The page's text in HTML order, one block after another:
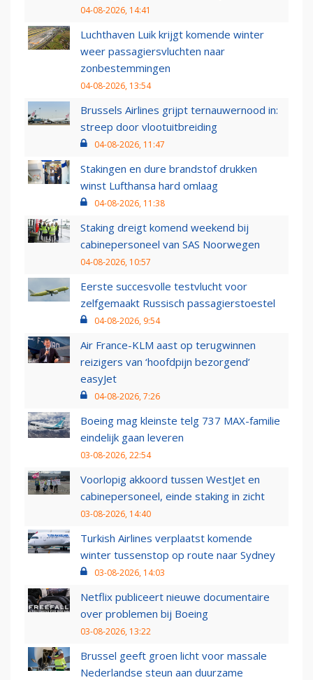
04-08-2026, 14:41
Luchthaven Luik krijgt komende winter
weer passagiersvluchten naar
zonbestemmingen
04-08-2026, 13:54
Brussels Airlines grijpt ternauwernood in:
streep door vlootuitbreiding
04-08-2026, 11:47
Stakingen en dure brandstof drukken
winst Lufthansa hard omlaag
04-08-2026, 11:38
Staking dreigt komend weekend bij
cabinepersoneel van SAS Noorwegen
04-08-2026, 10:57
Eerste succesvolle testvlucht voor
zelfgemaakt Russisch passagierstoestel
04-08-2026, 9:54
Air France-KLM aast op terugwinnen
reizigers van ‘hoofdpijn bezorgend’
easyJet
04-08-2026, 7:26
Boeing mag kleinste telg 737 MAX-familie
eindelijk gaan leveren
03-08-2026, 22:54
Voorlopig akkoord tussen WestJet en
cabinepersoneel, einde staking in zicht
03-08-2026, 14:40
Turkish Airlines verplaatst komende
winter tussenstop op route naar Sydney
03-08-2026, 14:03
Netflix publiceert nieuwe documentaire
over problemen bij Boeing
03-08-2026, 13:22
Brussel geeft groen licht voor massale
Nederlandse steun aan duurzame